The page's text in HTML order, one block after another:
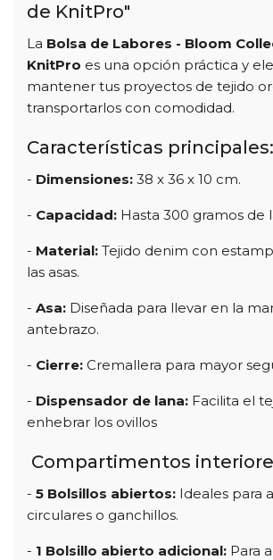
de KnitPro"
La Bolsa de Labores - Bloom
KnitPro es una opción práctica y
mantener tus proyectos de tejido
transportarlos con comodidad.
Características principales:
- Dimensiones: 38 x 36 x 10 cm.
- Capacidad: Hasta 300 gramos de
- Material: Tejido denim con
las asas.
- Asa: Diseñada para llevar en la
antebrazo.
- Cierre: Cremallera para mayor
- Dispensador de lana: Facilita el
enhebrar los ovillos
Compartimentos
- 5 Bolsillos abiertos: Ideales para
circulares o ganchillos.
- 1 Bolsillo abierto adicional: Para